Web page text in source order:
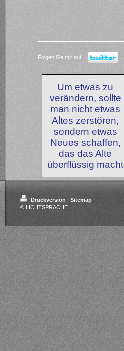
Folgen Sie mir auf:
Um etwas zu
verändern, sollte
man nicht etwas
Altes zerstören,
sondern etwas
Neues schaffen,
das das Alte
überflüssig macht
Druckversion
Sitemap
© LICHTSPRACHE